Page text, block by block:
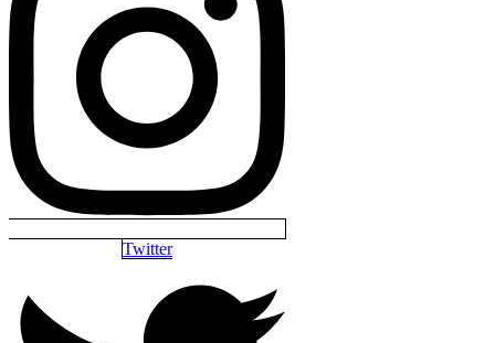
Twitter